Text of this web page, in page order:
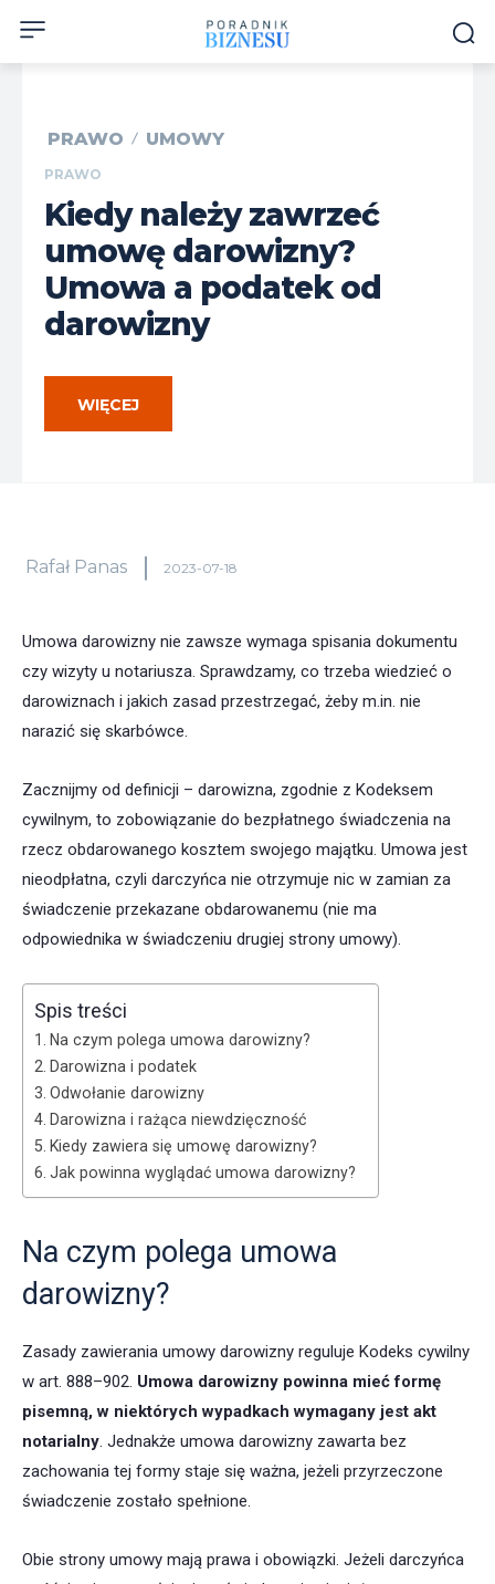
PRAWO UMOWY
PRAWO
Kiedy należy zawrzeć
umowę darowizny?
Umowa a podatek od
darowizny
WIĘCEJ
Rafał Panas 2023-07-18
Umowa darowizny nie zawsze wymaga spisania dokumentu
czy wizyty u notariusza. Sprawdzamy, co trzeba wiedzieć o
darowiznach i jakich zasad przestrzegać, żeby m.in. nie
narazić się skarbówce.
Zacznijmy od definicji – darowizna, zgodnie z Kodeksem
cywilnym, to zobowiązanie do bezpłatnego świadczenia na
rzecz obdarowanego kosztem swojego majątku. Umowa jest
nieodpłatna, czyli darczyńca nie otrzymuje nic w zamian za
świadczenie przekazane obdarowanemu (nie ma
odpowiednika w świadczeniu drugiej strony umowy).
Spis treści
Na czym polega umowa darowizny?
Darowizna i podatek
Odwołanie darowizny
Darowizna i rażąca niewdzięczność
Kiedy zawiera się umowę darowizny?
Jak powinna wyglądać umowa darowizny?
Na czym polega umowa
darowizny?
Zasady zawierania umowy darowizny reguluje Kodeks cywilny
w art. 888–902. Umowa darowizny powinna miećformę
pisemną, w niektórych wypadkach wymagany jest akt
notarialny. Jednakże umowa darowizny zawarta bez
zachowania tej formy staje się ważna, jeżeli przyrzeczone
świadczenie zostało spełnione.
Obie strony umowy mają prawa i obowiązki. Jeżeli darczyńca